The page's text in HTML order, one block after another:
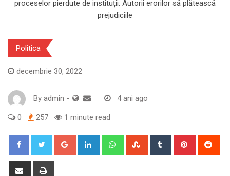
Politica
decembrie 30, 2022
By admin - 4 ani ago
0 257 1 minute read
Google+ LinkedIn WhatsappStumbleUpon
Tumblr Pinterest
Share